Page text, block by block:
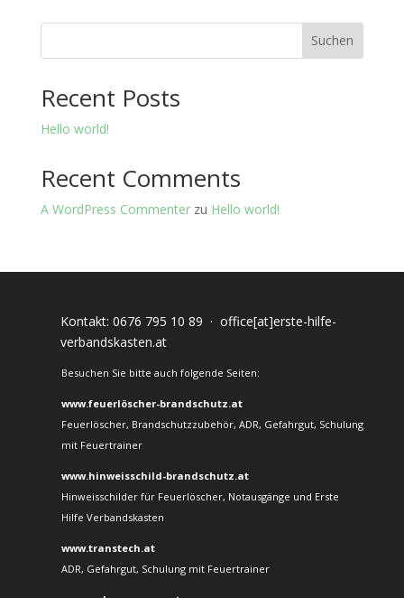
Suchen
Recent Posts
Hello world!
Recent Comments
A WordPress Commenterzu Hello world!
Kontakt: 0676 795 10 89 · office[at]erste-hilfe-
verbandskasten.at
Besuchen Sie bitte auch folgende Seiten:
www.feuerlöscher-brandschutz.at
Feuerlöscher, Brandschutzzubehör, ADR, Gefahrgut, Schulung
mit Feuertrainer
www.hinweisschild-brandschutz.at
Hinweisschilder für Feuerlöscher, Notausgänge und Erste
Hilfe Verbandskasten
www.transtech.at
ADR, Gefahrgut, Schulung mit Feuertrainer